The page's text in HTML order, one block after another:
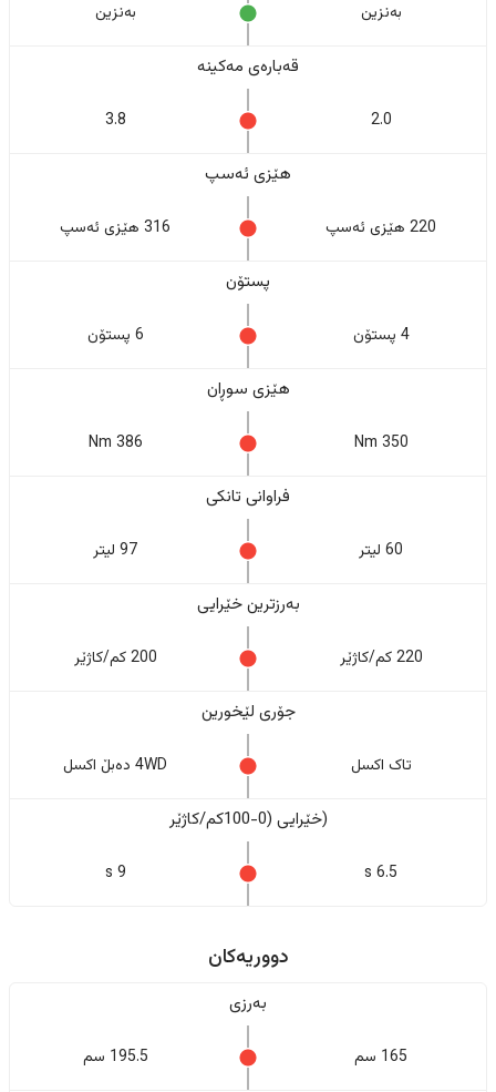
بەنزین بەنزین
قەبارەی مەکینە
2.0
3.8
هێزی ئەسپ
220 هێزی ئەسپ 316 هێزی ئەسپ
پستۆن
4 پستۆن 6 پستۆن
هێزی سوڕان
350 Nm
386 Nm
فراوانی تانکی
60 لیتر 97 لیتر
بەرزترین خێرایی
220 کم/کاژێر 200 کم/کاژێر
جۆری لێخورین
تاک اکسل 4WD دەبڵ اکسل
(خێرایی (0-100کم/کاژێر
6.5 s
9 s
دووریەکان
بەرزی
165 سم 195.5 سم